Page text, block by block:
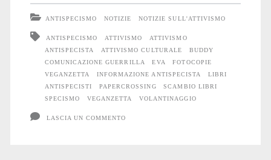
Papercrossing
ANTISPECISMO NOTIZIE NOTIZIE SULL'ATTIVISMO
ANTISPECISMO ATTIVISMO
ATTIVISMO
ANTISPECISTA
ATTIVISMO CULTURALE
BUDDY
COMUNICAZIONE GUERRILLA
EVA
FOTOCOPIE
VEGANZETTA
INFORMAZIONE ANTISPECISTA
LIBRI
ANTISPECISTI
PAPERCROSSING
SCAMBIO LIBRI
SPECISMO
VEGANZETTA VOLANTINAGGIO
LASCIA UN COMMENTO